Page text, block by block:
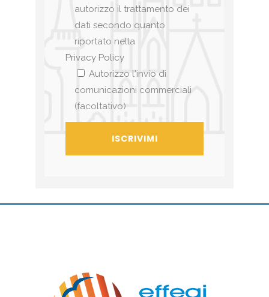
autorizzo il trattamento dei
dati secondo quanto
riportato nella
Privacy Policy
Autorizzo l'invio di
comunicazioni commerciali
(facoltativo)